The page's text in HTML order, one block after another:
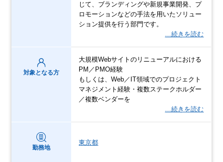
じて、ブランディングや新規事業開発、プ
ロモーションなどの手法を用いたソリュー
ション提供を行う部門です。
…続きを読む
対象となる方
大規模Webサイトのリニューアルにおける
PM／PMO経験
もしくは、Web／IT領域でのプロジェクト
マネジメント経験・複数ステークホルダー
／複数ベンダーを
…続きを読む
勤務地
東京都